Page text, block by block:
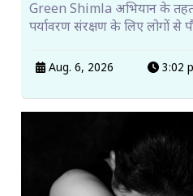
Green Shimla अभियान के तहत
पर्यावरण संरक्षण के लिए लोगों से
Aug. 6, 2026 3:02